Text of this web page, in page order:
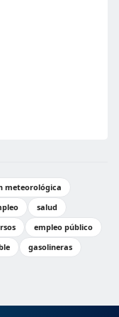
meteorológica
salud
empleo público
gasolineras